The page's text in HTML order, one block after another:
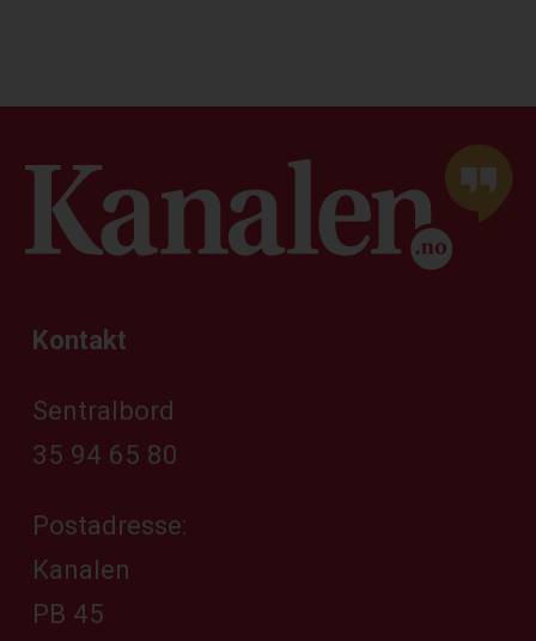
Kontakt
Sentralbord
35 94 65 80
Postadresse:
Kanalen
PB 45